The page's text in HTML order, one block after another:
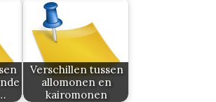
Verschillen tussen
allomonen en
kairomonen